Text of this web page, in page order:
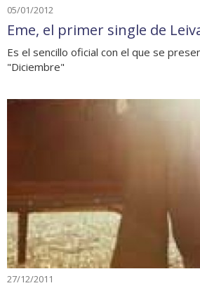
05/01/2012
Eme, el primer single de
Es el sencillo oficial con el que se
"Diciembre"
27/12/2011